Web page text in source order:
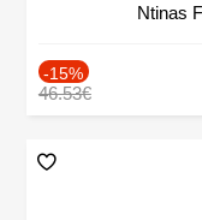
Ntinas
-15%
46.53€